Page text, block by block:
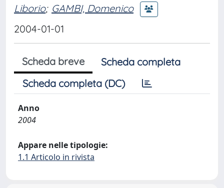
Liborio; GAMBI, Domenico
2004-01-01
Scheda breve
Scheda completa
Scheda completa (DC)
Anno
2004
Appare nelle tipologie:
1.1 Articolo in rivista